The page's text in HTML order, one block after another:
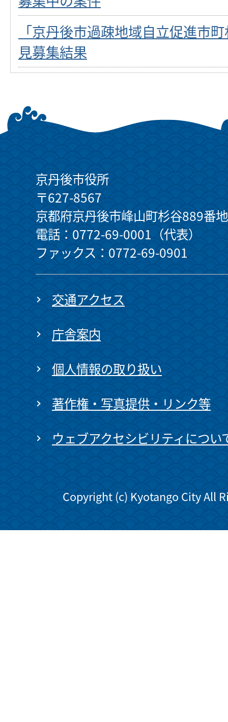
「京丹後市過疎地域自立促進市
見募集結果
京丹後市役所
〒627-8567
京都府京丹後市峰山町杉谷889番地
電話：0772-69-0001（代表）
ファックス：0772-69-0901
交通アクセス
庁舎案内
個人情報の取り扱い
著作権・写真提供・リンク等
ウェブアクセシビリティについ
Copyright (c) Kyotango City All